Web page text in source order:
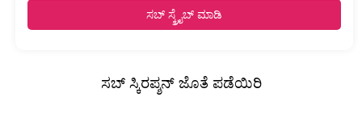
ಸಬ್ ಸ್ಕ್ರೈಬ್ ಮಾಡಿ
ಸಬ್ ಸ್ಕಿರಪ್ಶನ್ ಜೊತೆ ಪಡೆಯಿರಿ